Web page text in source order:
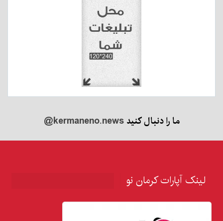
ما را دنبال کنید@kermaneno.news
لینک آپارات کرمان نو